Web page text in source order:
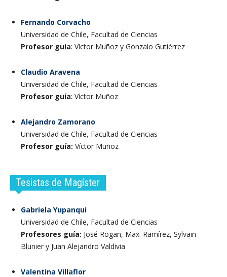
Fernando Corvacho
Universidad de Chile, Facultad de Ciencias
Profesor guía: Víctor Muñoz y Gonzalo Gutiérrez
Claudio Aravena
Universidad de Chile, Facultad de Ciencias
Profesor guía: Víctor Muñoz
Alejandro Zamorano
Universidad de Chile, Facultad de Ciencias
Profesor guía: Víctor Muñoz
Tesistas de Magíster
Gabriela Yupanqui
Universidad de Chile, Facultad de Ciencias
Profesores guía: José Rogan, Max. Ramírez, Sylvain
Blunier y Juan Alejandro Valdivia
Valentina Villaflor